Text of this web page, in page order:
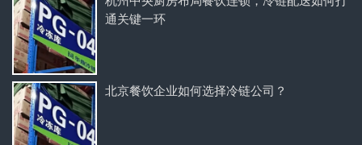
通关键一环
北京餐饮企业如何选择冷链公司？